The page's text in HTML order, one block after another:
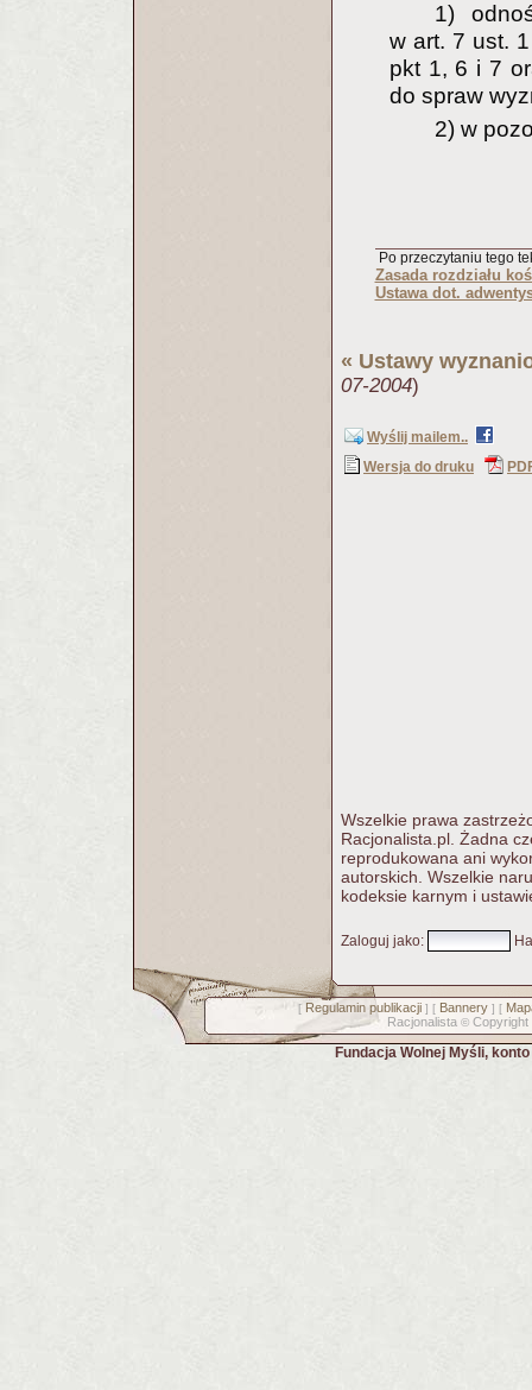
1)
w art. 7 ust.
pkt 1, 6 i 7
do spraw
2) w
Po przeczytaniu tego
Zasada rozdziału
Ustawa dot.
« Ustawy
07-2004)
Wyślij mailem..
Wersja do druku
Wszelkie prawa
Racjonalista.pl. Żadna
reprodukowana ani
autorskich. Wszelkie
kodeksie karnym i
Zaloguj jako:
[ Regulamin publikacji] [ Bannery] [
Racjonalista © Copyright
Fundacja Wolnej Myśli,